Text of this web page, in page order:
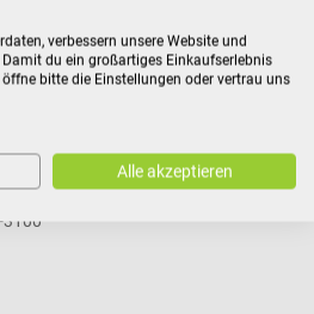
für Erwachsene/Kinder
3100
verbessern unsere Website und
du ein großartiges Einkaufserlebnis
bitte die Einstellungen oder vertrau uns
Alle akzeptieren